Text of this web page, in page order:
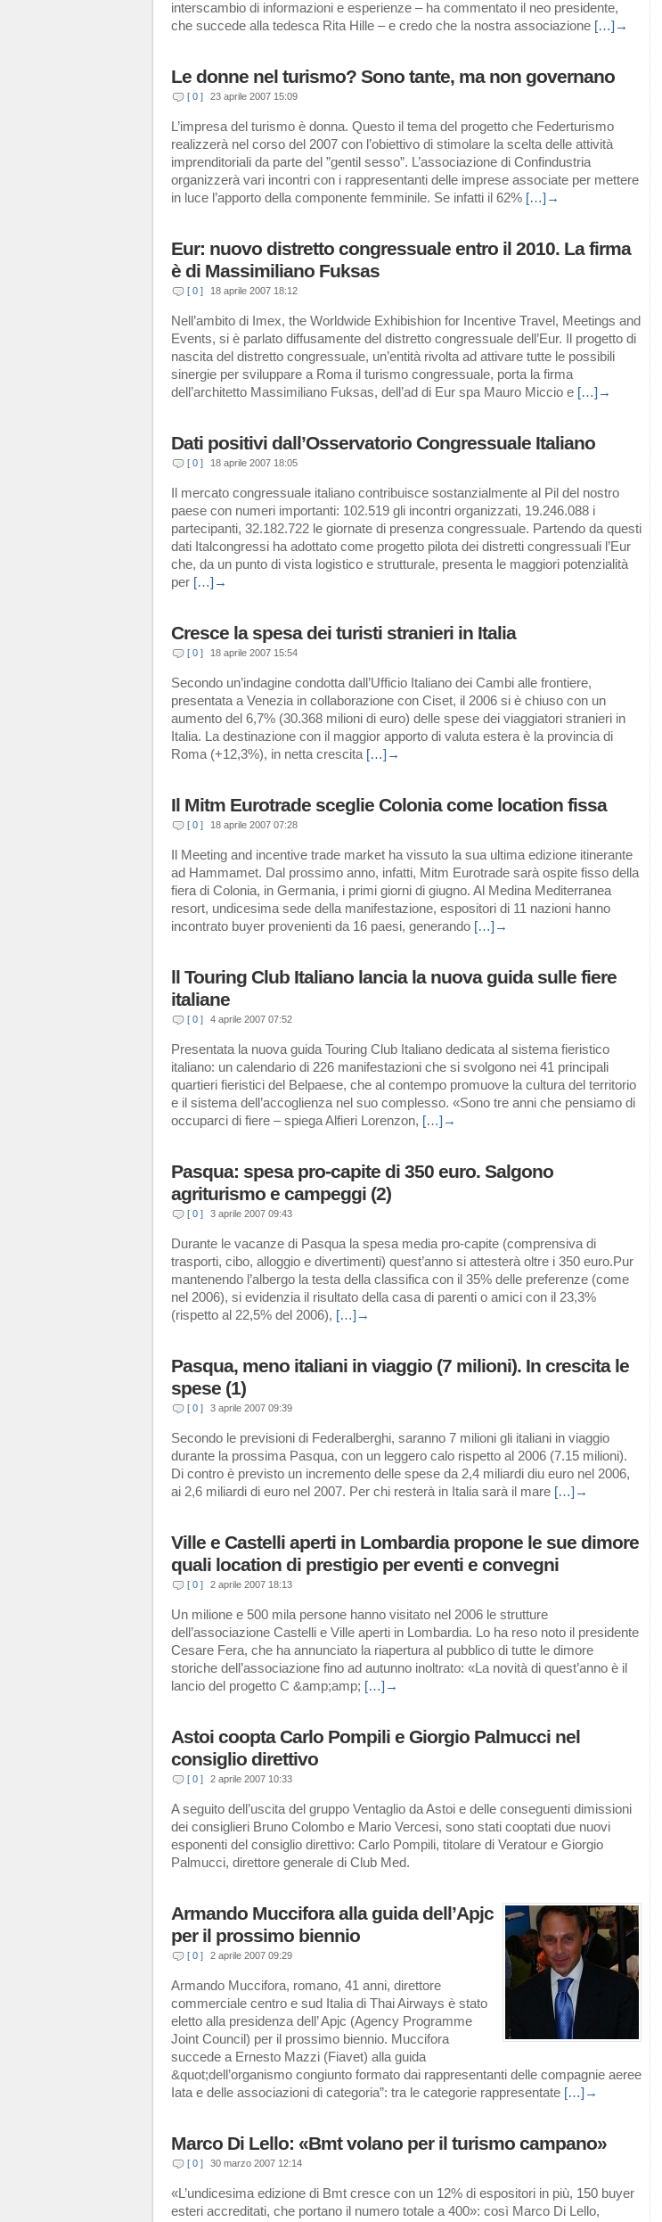
interscambio di informazioni e esperienze – ha commentato il neo presidente,
che succede alla tedesca Rita Hille – e credo che la nostra associazione […]→
Le donne nel turismo? Sono tante, ma non governano
[ 0 ] 23 aprile 2007 15:09
L’impresa del turismo è donna. Questo il tema del progetto che Federturismo
realizzerà nel corso del 2007 con l’obiettivo di stimolare la scelta delle attività
imprenditoriali da parte del ”gentil sesso”. L’associazione di Confindustria
organizzerà vari incontri con i rappresentanti delle imprese associate per mettere
in luce l’apporto della componente femminile. Se infatti il 62% […]→
Eur: nuovo distretto congressuale entro il 2010. La firma
è di Massimiliano Fuksas
[ 0 ] 18 aprile 2007 18:12
Nell’ambito di Imex, the Worldwide Exhibishion for Incentive Travel, Meetings and
Events, si è parlato diffusamente del distretto congressuale dell’Eur. Il progetto di
nascita del distretto congressuale, un’entità rivolta ad attivare tutte le possibili
sinergie per sviluppare a Roma il turismo congressuale, porta la firma
dell’architetto Massimiliano Fuksas, dell’ad di Eur spa Mauro Miccio e […]→
Dati positivi dall’Osservatorio Congressuale Italiano
[ 0 ] 18 aprile 2007 18:05
Il mercato congressuale italiano contribuisce sostanzialmente al Pil del nostro
paese con numeri importanti: 102.519 gli incontri organizzati, 19.246.088 i
partecipanti, 32.182.722 le giornate di presenza congressuale. Partendo da questi
dati Italcongressi ha adottato come progetto pilota dei distretti congressuali l’Eur
che, da un punto di vista logistico e strutturale, presenta le maggiori potenzialità
per […]→
Cresce la spesa dei turisti stranieri in Italia
[ 0 ] 18 aprile 2007 15:54
Secondo un’indagine condotta dall’Ufficio Italiano dei Cambi alle frontiere,
presentata a Venezia in collaborazione con Ciset, il 2006 si è chiuso con un
aumento del 6,7% (30.368 milioni di euro) delle spese dei viaggiatori stranieri in
Italia. La destinazione con il maggior apporto di valuta estera è la provincia di
Roma (+12,3%), in netta crescita […]→
Il Mitm Eurotrade sceglie Colonia come location fissa
[ 0 ] 18 aprile 2007 07:28
Il Meeting and incentive trade market ha vissuto la sua ultima edizione itinerante
ad Hammamet. Dal prossimo anno, infatti, Mitm Eurotrade sarà ospite fisso della
fiera di Colonia, in Germania, i primi giorni di giugno. Al Medina Mediterranea
resort, undicesima sede della manifestazione, espositori di 11 nazioni hanno
incontrato buyer provenienti da 16 paesi, generando […]→
ll Touring Club Italiano lancia la nuova guida sulle fiere
italiane
[ 0 ] 4 aprile 2007 07:52
Presentata la nuova guida Touring Club Italiano dedicata al sistema fieristico
italiano: un calendario di 226 manifestazioni che si svolgono nei 41 principali
quartieri fieristici del Belpaese, che al contempo promuove la cultura del territorio
e il sistema dell’accoglienza nel suo complesso. «Sono tre anni che pensiamo di
occuparci di fiere – spiega Alfieri Lorenzon, […]→
Pasqua: spesa pro-capite di 350 euro. Salgono
agriturismo e campeggi (2)
[ 0 ] 3 aprile 2007 09:43
Durante le vacanze di Pasqua la spesa media pro-capite (comprensiva di
trasporti, cibo, alloggio e divertimenti) quest’anno si attesterà oltre i 350 euro.Pur
mantenendo l’albergo la testa della classifica con il 35% delle preferenze (come
nel 2006), si evidenzia il risultato della casa di parenti o amici con il 23,3%
(rispetto al 22,5% del 2006), […]→
Pasqua, meno italiani in viaggio (7 milioni). In crescita le
spese (1)
[ 0 ] 3 aprile 2007 09:39
Secondo le previsioni di Federalberghi, saranno 7 milioni gli italiani in viaggio
durante la prossima Pasqua, con un leggero calo rispetto al 2006 (7.15 milioni).
Di contro è previsto un incremento delle spese da 2,4 miliardi diu euro nel 2006,
ai 2,6 miliardi di euro nel 2007. Per chi resterà in Italia sarà il mare […]→
Ville e Castelli aperti in Lombardia propone le sue dimore
quali location di prestigio per eventi e convegni
[ 0 ] 2 aprile 2007 18:13
Un milione e 500 mila persone hanno visitato nel 2006 le strutture
dell’associazione Castelli e Ville aperti in Lombardia. Lo ha reso noto il presidente
Cesare Fera, che ha annunciato la riapertura al pubblico di tutte le dimore
storiche dell’associazione fino ad autunno inoltrato: «La novità di quest’anno è il
lancio del progetto C &amp;amp; […]→
Astoi coopta Carlo Pompili e Giorgio Palmucci nel
consiglio direttivo
[ 0 ] 2 aprile 2007 10:33
A seguito dell’uscita del gruppo Ventaglio da Astoi e delle conseguenti dimissioni
dei consiglieri Bruno Colombo e Mario Vercesi, sono stati cooptati due nuovi
esponenti del consiglio direttivo: Carlo Pompili, titolare di Veratour e Giorgio
Palmucci, direttore generale di Club Med.
Armando Muccifora alla guida dell’Apjc
per il prossimo biennio
[ 0 ] 2 aprile 2007 09:29
Armando Muccifora, romano, 41 anni, direttore
commerciale centro e sud Italia di Thai Airways è stato
eletto alla presidenza dell’ Apjc (Agency Programme
Joint Council) per il prossimo biennio. Muccifora
succede a Ernesto Mazzi (Fiavet) alla guida
&quot;dell’organismo congiunto formato dai rappresentanti delle compagnie aeree
Iata e delle associazioni di categoria”: tra le categorie rappresentate […]→
Marco Di Lello: «Bmt volano per il turismo campano»
[ 0 ] 30 marzo 2007 12:14
«L’undicesima edizione di Bmt cresce con un 12% di espositori in più, 150 buyer
esteri accreditati, che portano il numero totale a 400»: così Marco Di Lello,